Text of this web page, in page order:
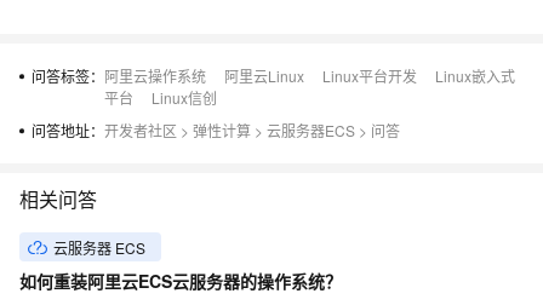
问答标签： 阿里云操作系统 阿里云Linux Linux平台开发
Linux嵌入式
平台
Linux信创
问答地址： 开发者社区 > 弹性计算 > 云服务器ECS > 问答
相关问答
云服务器 ECS
如何重装阿里云ECS云服务器的操作系统？